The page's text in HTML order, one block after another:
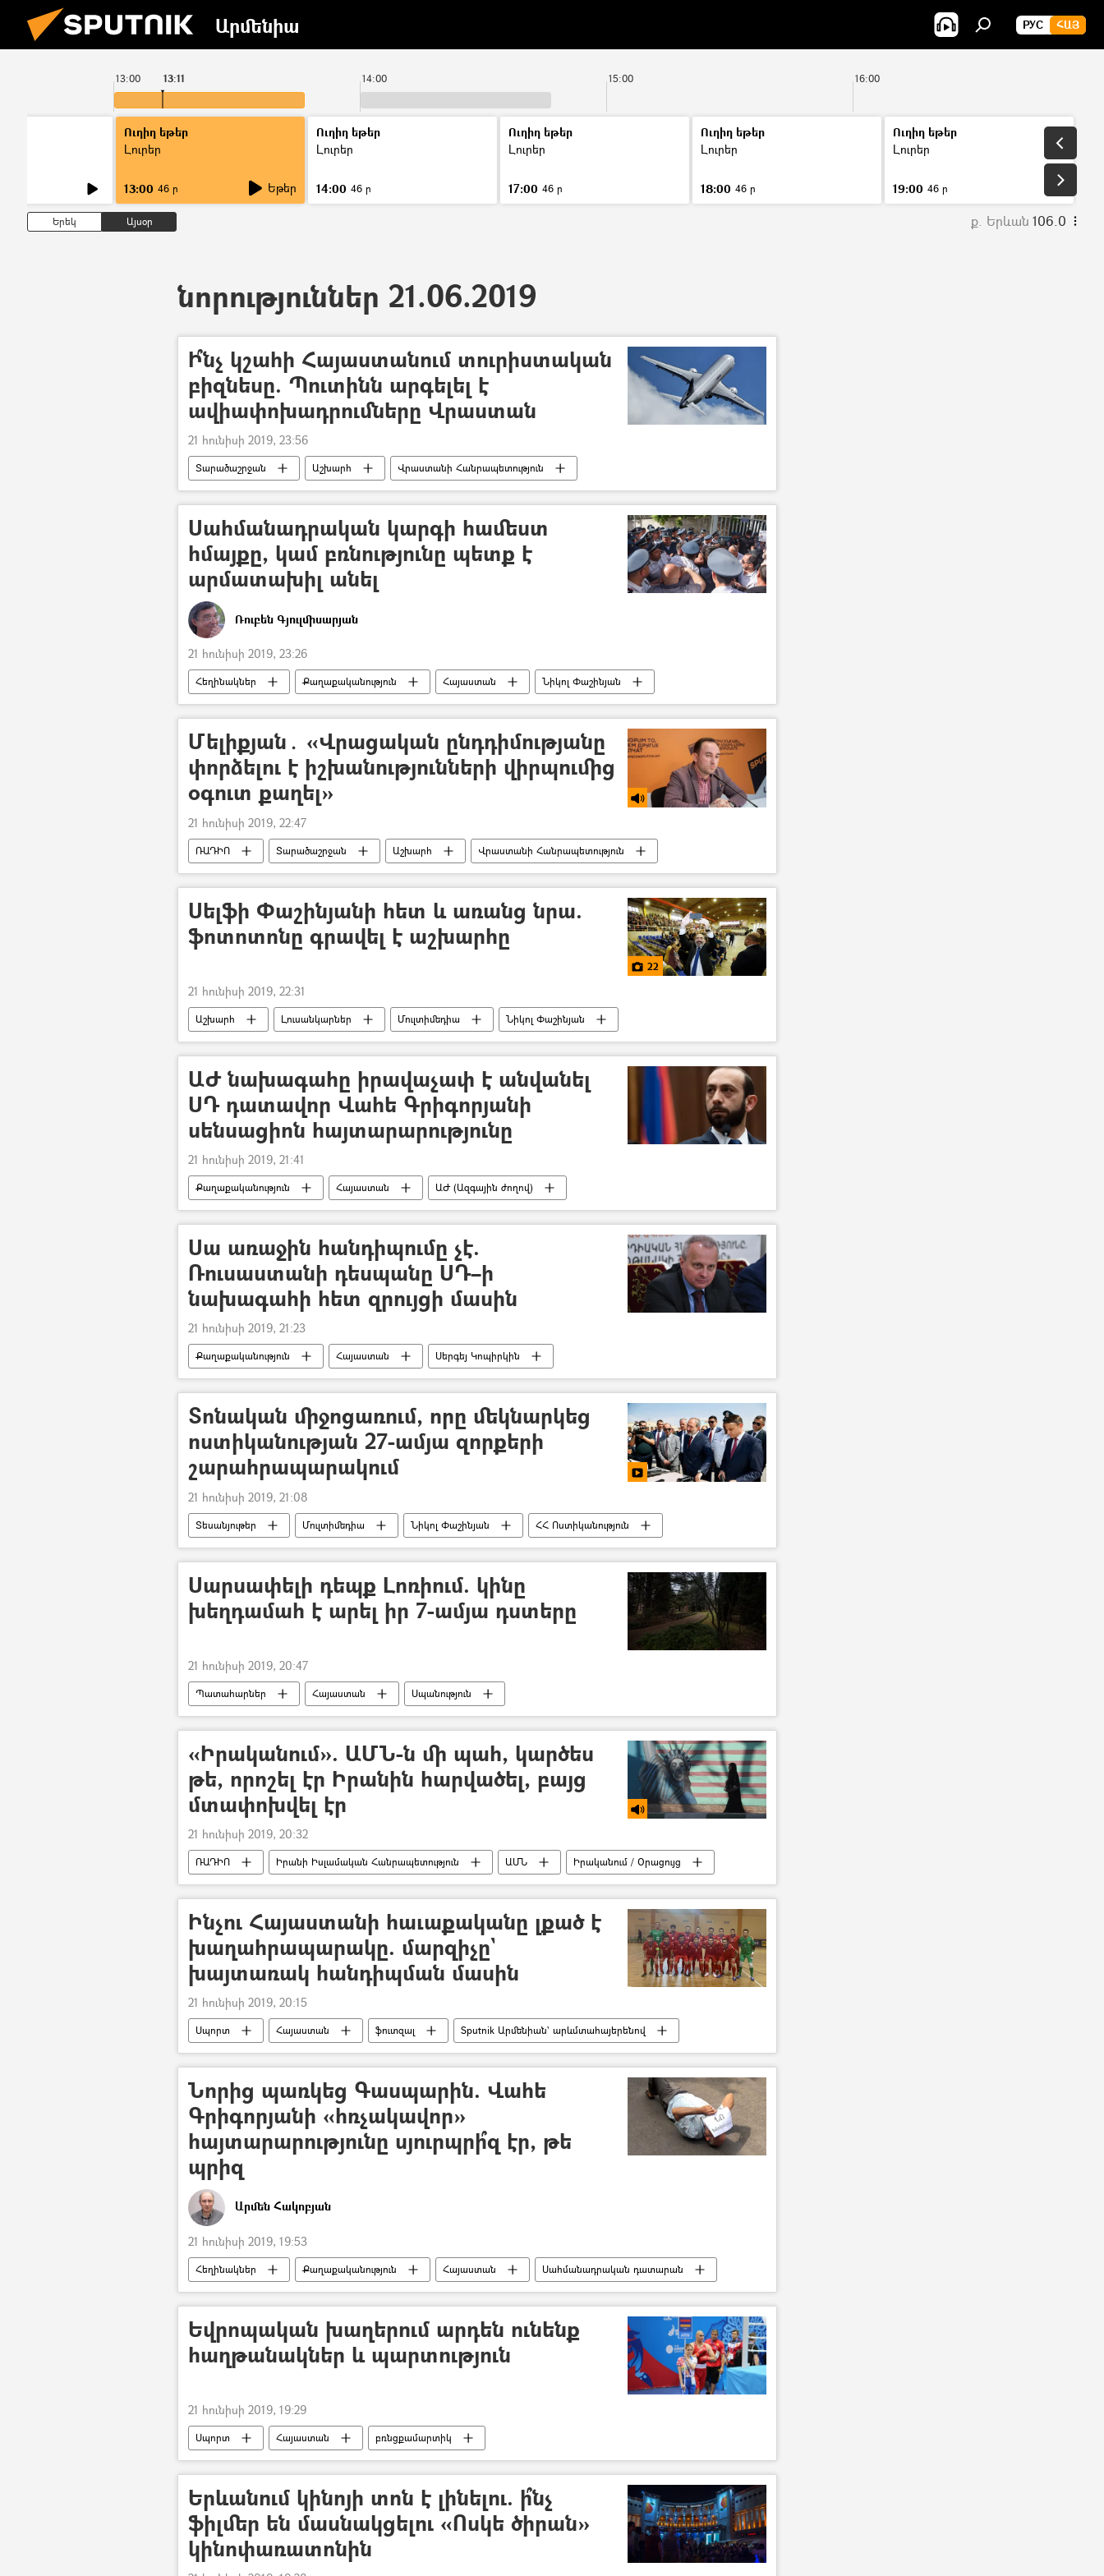
Արմենիա РУС ՀԱՅ
13:00 14:00 15:00 16:00
13:11
Ուղիղ եթեր
Լուրեր
13:00 46 ր Եթեր
Ուղիղ եթեր
Լուրեր
14:00 46 ր
Ուղիղ եթեր
Լուրեր
17:00 46 ր
Ուղիղ եթեր
Լուրեր
18:00 46 ր
Ուղիղ եթեր
Լուրեր
19:00 46 ր
Երեկ Այսօր ք. Երևան 106.0
նորություններ 21.06.2019
Ի՞նչ կշահի Հայաստանում տուրիստական
բիզնեսը. Պուտինն արգելել է
ավիափոխադրումները Վրաստան
21 հունիսի 2019, 23:56
Տարածաշրջան Աշխարհ Վրաստանի Հանրապետություն
Սահմանադրական կարգի համեստ
հմայքը, կամ բռնությունը պետք է
արմատախիլ անել
Ռուբեն Գյուլմիսարյան
21 հունիսի 2019, 23:26
Հեղինակներ Քաղաքականություն Հայաստան
Նիկոլ Փաշինյան
«Թավշյա հեղափոխություն»
Սահմանադրական դատարան
Սորոսի հիմնադրամ
Դատարան
Վալերի Օսիպյան
Մելիքյան․ «Վրացական ընդդիմությանը
փորձելու է իշխանությունների վիրպումից
օգուտ քաղել»
21 հունիսի 2019, 22:47
ՌԱԴԻՈ Տարածաշրջան Աշխարհ Վրաստանի Հանրապետություն
Սելֆի Փաշինյանի հետ և առանց նրա.
ֆոտոտոնը գրավել է աշխարհը
22
21 հունիսի 2019, 22:31
Աշխարհ Լուսանկարներ Մուլտիմեդիա
Նիկոլ Փաշինյան
Դոնալդ Թրամփ
Անգելա Մերկել
ԱԺ նախագահը իրավաչափ է անվանել
ՍԴ դատավոր Վահե Գրիգորյանի
սենսացիոն հայտարարությունը
21 հունիսի 2019, 21:41
Քաղաքականություն Հայաստան
ԱԺ (Ազգային ժողով)
Սահմանադրական դատարան
Սա առաջին հանդիպումը չէ.
Ռուսաստանի դեսպանը ՍԴ–ի
նախագահի հետ զրույցի մասին
21 հունիսի 2019, 21:23
Քաղաքականություն Հայաստան
Սերգեյ Կոպիրկին
Սահմանադրական դատարան
Տոնական միջոցառում, որը մեկնարկեց
ոստիկանության 27-ամյա զորքերի
շարահրապարակում
21 հունիսի 2019, 21:08
Տեսանյութեր Մուլտիմեդիա Նիկոլ Փաշինյան
ՀՀ Ոստիկանություն
Վալերի Օսիպյան
Սարսափելի դեպք Լոռիում. կինը
խեղդամահ է արել իր 7-ամյա դստերը
21 հունիսի 2019, 20:47
Պատահարներ Հայաստան
Սպանություն
Վթար, պատահար, սպանություն, գողություն
«Իրականում». ԱՄՆ-ն մի պահ, կարծես
թե, որոշել էր Իրանին հարվածել, բայց
մտափոխվել էր
21 հունիսի 2019, 20:32
ՌԱԴԻՈ Իրանի Իսլամական Հանրապետություն ԱՄՆ Իրականում / Օրացույց
Ինչու Հայաստանի հաւաքականը լքած է
խաղահրապարակը. մարզիչը`
խայտառակ հանդիպման մասին
21 հունիսի 2019, 20:15
Սպորտ Հայաստան ֆուտզալ Sputnik Արմենիան` արևմտահայերենով
Նորից պառկեց Գասպարին. Վահե
Գրիգորյանի «հռչակավոր»
հայտարարությունը սյուրպրի՞զ էր, թե
պրիզ
Արմեն Հակոբյան
21 հունիսի 2019, 19:53
Հեղինակներ Քաղաքականություն Հայաստան Սահմանադրական դատարան
Եվրոպական խաղերում արդեն ունենք
հաղթանակներ և պարտություն
21 հունիսի 2019, 19:29
Սպորտ Հայաստան բռնցքամարտիկ
Երևանում կինոյի տոն է լինելու. ի՞նչ
ֆիլմեր են մասնակցելու «Ոսկե ծիրան»
կինոփառատոնին